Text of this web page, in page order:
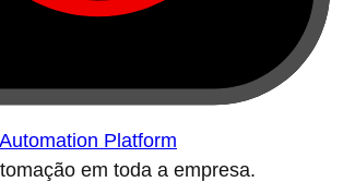
Platform
em toda a empresa.